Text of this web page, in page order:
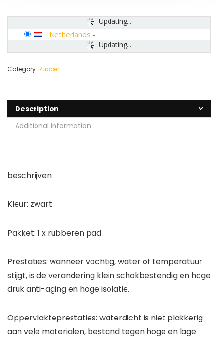
Updating...
Updating...
Netherlands -
Category: Rubber
Description
Additional information
beschrijven
Kleur: zwart
Pakket: 1 x rubberen pad
Prestaties: wanneer vochtig, water of temperatuur
stijgt, is de verandering klein schokbestendig en hoge
druk anti-aging en hoge isolatie.
Oppervlakteprestaties: waterdicht is niet plakkerig
aan vele materialen, bestand tegen hoge en lage